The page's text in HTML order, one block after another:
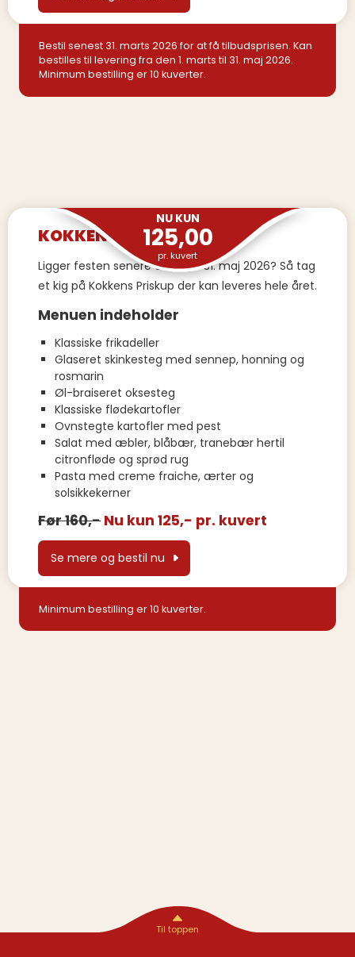
Bestil senest 31. marts 2026 for at få tilbudsprisen. Kan
bestilles til levering fra den 1. marts til 31. maj 2026.
Minimum bestilling er 10 kuverter.
NU KUN
125,00
pr. kuvert
KOKKENS PRISKUP
Ligger festen senere end den 31. maj 2026? Så tag
et kig på Kokkens Priskup der kan leveres hele året.
Menuen indeholder
Klassiske frikadeller
Glaseret skinkesteg med sennep, honning og
rosmarin
Øl-braiseret oksesteg
Klassiske flødekartofler
Ovnstegte kartofler med pest
Salat med æbler, blåbær, tranebær hertil
citronfløde og sprød rug
Pasta med creme fraiche, ærter og
solsikkekerner
Før 160,- Nu kun 125,- pr. kuvert
Se mere og bestil nu
Minimum bestilling er 10 kuverter.